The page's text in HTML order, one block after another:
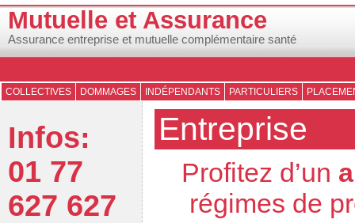
Mutuelle et Assurance
Assurance entreprise et mutuelle complémentaire santé
COLLECTIVES DOMMAGES INDÉPENDANTS PARTICULIERS
Infos:
01 77
627 627
Entreprise
Profitez d’un
régimes de